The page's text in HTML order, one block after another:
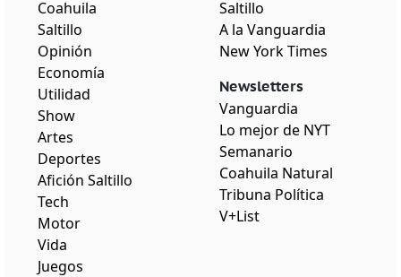
Coahuila
Saltillo
Opinión
Economía
Utilidad
Show
Artes
Deportes
Afición Saltillo
Tech
Motor
Vida
Juegos
Saltillo
A la Vanguardia
New York Times
Newsletters
Vanguardia
Lo mejor de NYT
Semanario
Coahuila Natural
Tribuna Política
V+List